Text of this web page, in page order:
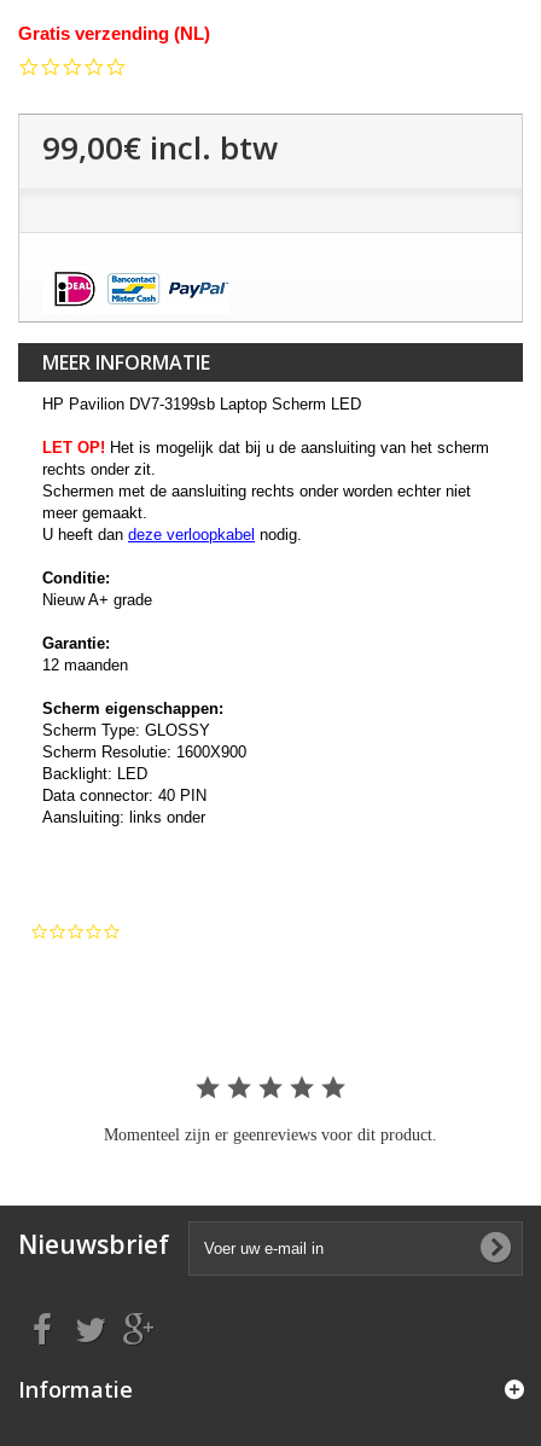
Gratis verzending (NL)
99,00€ incl. btw
MEER INFORMATIE
HP Pavilion DV7-3199sb Laptop Scherm LED
LET OP! Het is mogelijk dat bij u de aansluiting van het scherm
rechts onder zit.
Schermen met de aansluiting rechts onder worden echter niet
meer gemaakt.
U heeft dan deze verloopkabel nodig.
Conditie:
Nieuw A+ grade
Garantie:
12 maanden
Scherm eigenschappen:
Scherm Type: GLOSSY
Scherm Resolutie: 1600X900
Backlight: LED
Data connector: 40 PIN
Aansluiting: links onder
Momenteel zijn er geenreviews voor dit product.
Nieuwsbrief
Informatie